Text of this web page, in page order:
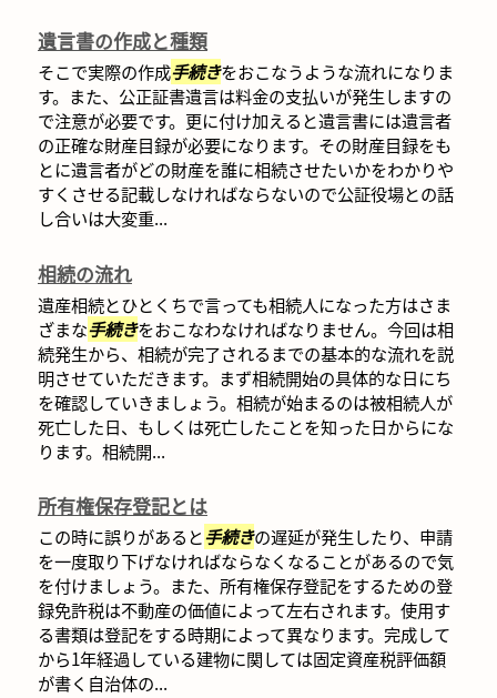
遺言書の作成と種類
そこで実際の作成手続きをおこなうような流れになりま
す。また、公正証書遺言は料金の支払いが発生しますの
で注意が必要です。更に付け加えると遺言書には遺言者
の正確な財産目録が必要になります。その財産目録をも
とに遺言者がどの財産を誰に相続させたいかをわかりや
すくさせる記載しなければならないので公証役場との話
し合いは大変重...
相続の流れ
遺産相続とひとくちで言っても相続人になった方はさま
ざまな手続きをおこなわなければなりません。今回は相
続発生から、相続が完了されるまでの基本的な流れを説
明させていただきます。まず相続開始の具体的な日にち
を確認していきましょう。相続が始まるのは被相続人が
死亡した日、もしくは死亡したことを知った日からにな
ります。相続開...
所有権保存登記とは
この時に誤りがあると手続きの遅延が発生したり、申請
を一度取り下げなければならなくなることがあるので気
を付けましょう。また、所有権保存登記をするための登
録免許税は不動産の価値によって左右されます。使用す
る書類は登記をする時期によって異なります。完成して
から1年経過している建物に関しては固定資産税評価額
が書く自治体の...